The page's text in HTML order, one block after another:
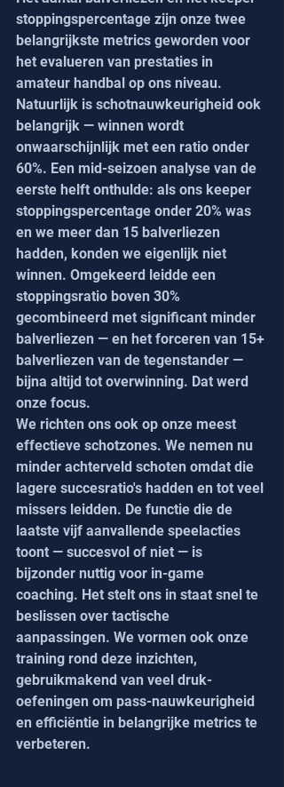
stoppingspercentage zijn onze twee
belangrijkste metrics geworden voor
het evalueren van prestaties in
amateur handbal op ons niveau.
Natuurlijk is schotnauwkeurigheid ook
belangrijk — winnen wordt
onwaarschijnlijk met een ratio onder
60%. Een mid-seizoen analyse van de
eerste helft onthulde: als ons keeper
stoppingspercentage onder 20% was
en we meer dan 15 balverliezen
hadden, konden we eigenlijk niet
winnen. Omgekeerd leidde een
stoppingsratio boven 30%
gecombineerd met significant minder
balverliezen — en het forceren van 15+
balverliezen van de tegenstander —
bijna altijd tot overwinning. Dat werd
onze focus.
We richten ons ook op onze meest
effectieve schotzones. We nemen nu
minder achterveld schoten omdat die
lagere succesratio's hadden en tot veel
missers leidden. De functie die de
laatste vijf aanvallende speelacties
toont — succesvol of niet — is
bijzonder nuttig voor in-game
coaching. Het stelt ons in staat snel te
beslissen over tactische
aanpassingen. We vormen ook onze
training rond deze inzichten,
gebruikmakend van veel druk-
oefeningen om pass-nauwkeurigheid
en efficiëntie in belangrijke metrics te
verbeteren.